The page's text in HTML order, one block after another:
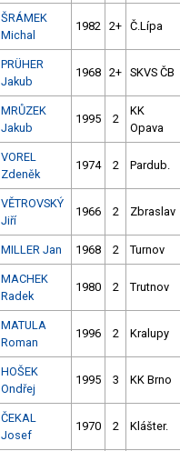
ŠRÁMEK
Michal
1982 2+ Č.Lípa
PRÜHER
Jakub
1968 2+ SKVS ČB
MRŮZEK
Jakub
1995 2
KK
Opava
VOREL
Zdeněk
1974 2 Pardub.
VĚTROVSKÝ
Jiří
1966 2 Zbraslav
MILLER Jan 1968 2 Turnov
MACHEK
Radek
1980 2 Trutnov
MATULA
Roman
1996 2 Kralupy
HOŠEK
Ondřej
1995 3 KK Brno
ČEKAL
Josef
1970 2 Klášter.